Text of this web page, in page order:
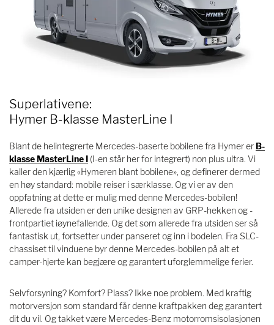
Superlativene:
Hymer B-klasse MasterLine I
Blant de helintegrerte Mercedes-baserte bobilene fra Hymer er B-
klasse MasterLine I (I-en står her for integrert) non plus ultra. Vi
kaller den kjærlig «Hymeren blant bobilene», og definerer dermed
en høy standard: mobile reiser i særklasse. Og vi er av den
oppfatning at dette er mulig med denne Mercedes-bobilen!
Allerede fra utsiden er den unike designen av GRP-hekken og -
frontpartiet iøynefallende. Og det som allerede fra utsiden ser så
fantastisk ut, fortsetter under panseret og inn i bodelen. Fra SLC-
chassiset til vinduene byr denne Mercedes-bobilen på alt et
camper-hjerte kan begjære og garantert uforglemmelige ferier.
Selvforsyning? Komfort? Plass? Ikke noe problem. Med kraftig
motorversjon som standard får denne kraftpakken deg garantert
dit du vil. Og takket være Mercedes-Benz motorromsisolasjonen